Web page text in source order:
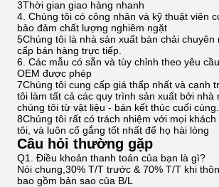
3Thời gian giao hàng nhanh
4. Chúng tôi có công nhân và kỹ thuật viên
bảo đảm chất lượng nghiêm ngặt
5Chúng tôi là nhà sản xuất bàn chải chuyên
cấp bán hàng trực tiếp.
6. Các mẫu có sẵn và tùy chỉnh theo yêu
OEM được phép
7Chúng tôi cung cấp giá thấp nhất và cạnh
tôi làm tất cả các quy trình sản xuất bởi nhà
chúng tôi từ vật liệu - bán kết thúc cuối cùng...
8Chúng tôi rất có trách nhiệm với mọi
tôi, và luôn cố gắng tốt nhất để họ hài lòng
Câu hỏi thường gặp
Q1. Điều khoản thanh toán của bạn là gì?
Nói chung,30% T/T trước & 70% T/T khi
bao gồm bản sao của B/L